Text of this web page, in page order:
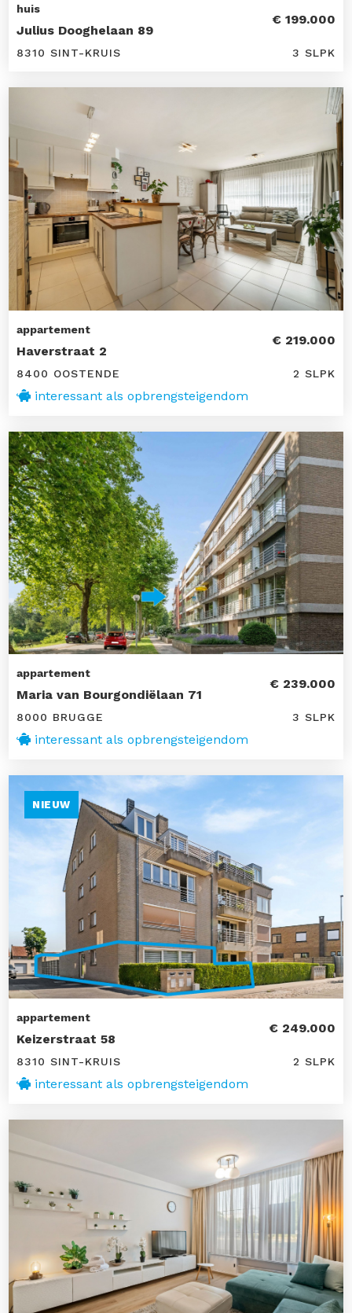
huis
Julius Dooghelaan 89
€ 199.000
8310 SINT-KRUIS 3 SLPK
appartement
Haverstraat 2
€ 219.000
8400 OOSTENDE 2 SLPK
interessant als opbrengsteigendom
appartement
Maria van Bourgondiëlaan 71
€ 239.000
8000 BRUGGE 3 SLPK
interessant als opbrengsteigendom
NIEUW
appartement
Keizerstraat 58
€ 249.000
8310 SINT-KRUIS 2 SLPK
interessant als opbrengsteigendom